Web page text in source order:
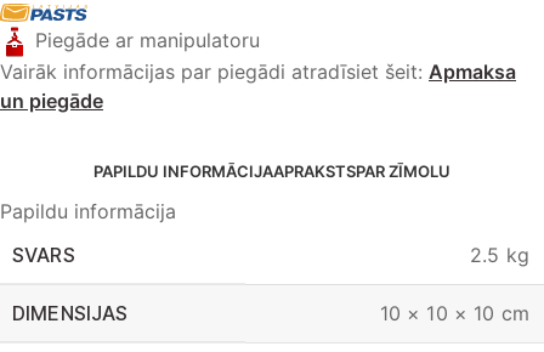
Piegāde ar manipulatoru
Vairāk informācijas par piegādi atradīsiet šeit: Apmaksa
un piegāde
PAPILDU INFORMĀCIJAAPRAKSTSPAR ZĪMOLU
Papildu informācija
SVARS
2.5 kg
DIMENSIJAS 10 × 10 × 10 cm